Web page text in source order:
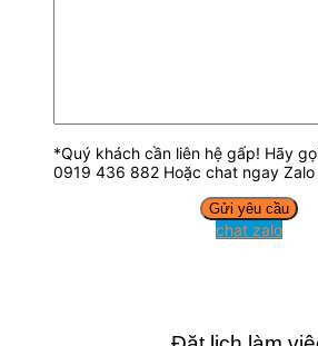
*Quý khách cần liên hệ gấp! Hãy
0919 436 882 Hoặc chat ngay
chat zalo